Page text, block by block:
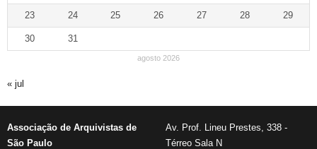
agosto 2026
23 24 25 26 27 28 29
30 31
« jul
Associação de Arquivistas de
São Paulo
Av. Prof. Lineu Prestes, 338 -
Térreo Sala N